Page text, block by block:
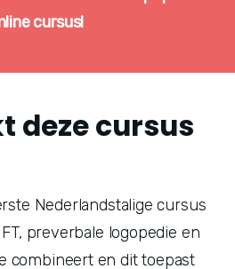
cursus!
deze cursus
Nederlandstalige cursus
preverbale logopedie en
combineert en dit toepast